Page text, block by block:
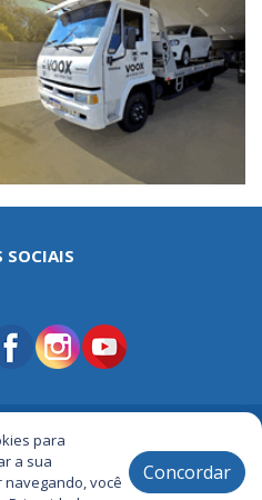
para
a sua
você
Concordar
SOCIAIS